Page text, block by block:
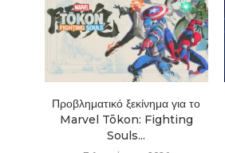
Προβληματικό ξεκίνημα για το
Marvel Tōkon: Fighting
Souls...